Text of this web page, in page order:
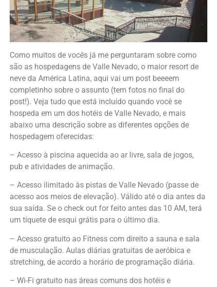
Como muitos de vocês já me perguntaram sobre como
são as hospedagens de Valle Nevado, o maior resort de
neve da América Latina, aqui vai um post beeeem
completinho sobre o assunto (tem fotos no final do
post!). Veja tudo que está incluído quando você se
hospeda em um dos hotéis de Valle Nevado, e mais
abaixo uma descrição sobre as diferentes opções de
hospedagem oferecidas:
– Acesso à piscina aquecida ao ar livre, sala de jogos,
pub e atividades de animação.
– Acesso ilimitado às pistas de Valle Nevado (passe de
acesso aos meios de elevação). Válido até o dia antes da
sua saída. Se o check out for feito antes das 10 AM, terá
um tíquete de esqui grátis para o último dia.
– Acesso gratuito ao Fitness com direito a sauna e sala
de musculação. Aulas diárias gratuitas de aeróbica e
stretching, de acordo a horário de programação diária.
– Wi-Fi gratuito nas áreas comuns dos hotéis e